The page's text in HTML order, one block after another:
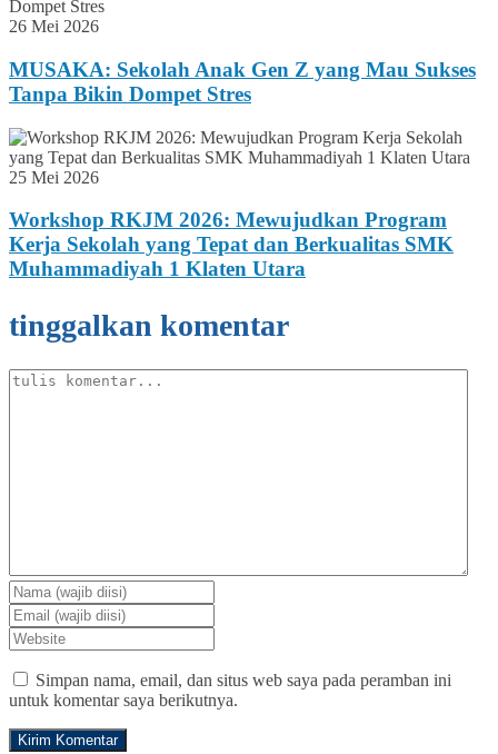
26 Mei 2026
MUSAKA: Sekolah Anak Gen Z yang Mau Sukses
Tanpa Bikin Dompet Stres
25 Mei 2026
Workshop RKJM 2026: Mewujudkan Program
Kerja Sekolah yang Tepat dan Berkualitas SMK
Muhammadiyah 1 Klaten Utara
tinggalkan komentar
Simpan nama, email, dan situs web saya pada peramban ini
untuk komentar saya berikutnya.